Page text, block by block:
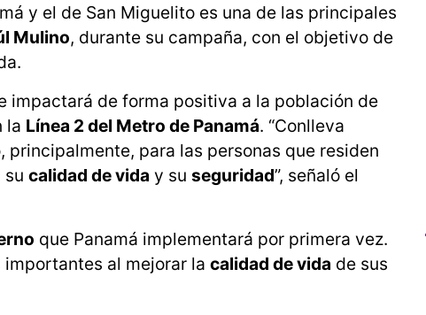
y el de San Miguelito es una de las principales
Mulino, durante su campaña, con el objetivo de
impactará de forma positiva a la población de
la Línea 2 del Metro de Panamá. “Conlleva
para las personas que residen
su calidad de vida y su seguridad”, señaló el
que Panamá implementará por primera vez.
al mejorar la calidad de vida de sus